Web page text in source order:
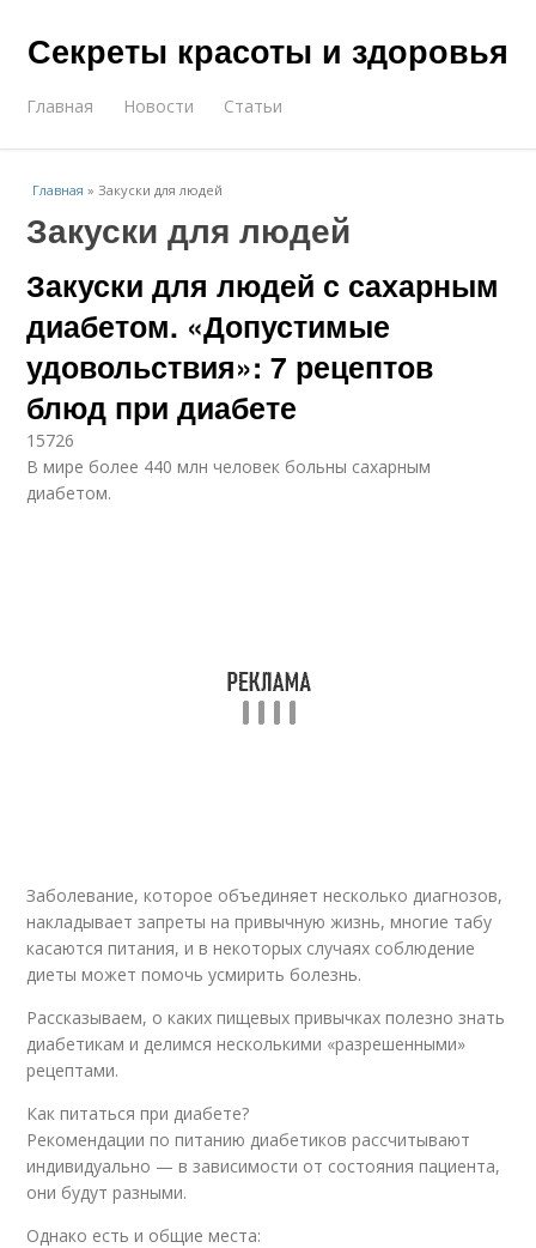
Секреты красоты и здоровья
Главная Новости Статьи
Главная »Закуски для людей
Закуски для людей
Закуски для людей с сахарным
диабетом. «Допустимые
удовольствия»: 7 рецептов
блюд при диабете
15726
В мире более 440 млн человек больны сахарным
диабетом.
Заболевание, которое объединяет несколько диагнозов,
накладывает запреты на привычную жизнь, многие табу
касаются питания, и в некоторых случаях соблюдение
диеты может помочь усмирить болезнь.
Рассказываем, о каких пищевых привычках полезно знать
диабетикам и делимся несколькими «разрешенными»
рецептами.
Как питаться при диабете?
Рекомендации по питанию диабетиков рассчитывают
индивидуально — в зависимости от состояния пациента,
они будут разными.
Однако есть и общие места: